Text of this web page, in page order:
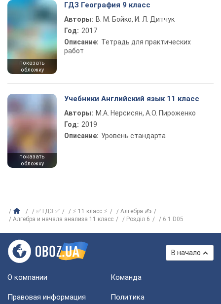
показать
обложку
ГДЗ География 9 класс
Авторы: В. М. Бойко, И. Л. Дитчук
Год: 2017
Описание: Тетрадь для практических
работ
показать
обложку
Учебники Английский язык 11 класс
Авторы: М.А. Нерсисян, А.О. Пироженко
Год: 2019
Описание: Уровень стандарта
✅ ГДЗ ✅ ⚡ 11 класс ⚡
Алгебра ✍
Алгебра и начала анализа 11 класс
Розділ 6 6.1.D05
В начало
О компании Команда
Правовая информация
Политика